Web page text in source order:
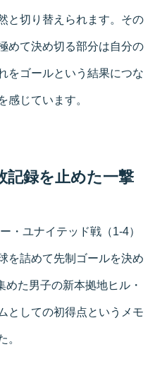
と切り替えられます。その
めて決め切る部分は自分の
をゴールという結果につな
感じています。
記録を止めた一撃
ユナイテッド戦（1-4）
を詰めて先制ゴールを決め
た男子の新本拠地ヒル・
としての初得点というメモ
。